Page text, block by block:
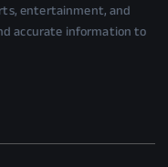
entertainment, and
accurate information to